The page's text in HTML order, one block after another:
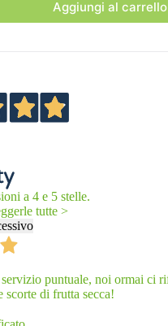
Aggiungi al carrello
a 4 e 5 stelle.
tutte >
puntuale, noi ormai ci
scorte di frutta secca!